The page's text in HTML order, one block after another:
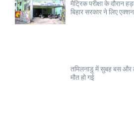
मैट्रिक परीक्षा के दौरान
बिहार सरकार ने लिए एक्शन
तमिलनाडु में सुबह बस और
मौत हो गई